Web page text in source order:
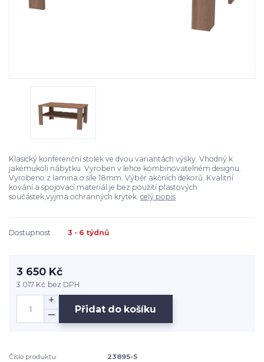
Klasický konferenční stolek ve dvou variantách výšky. Vhodný k
jakémukoli nábytku. Vyroben v lehce kombinovatelném designu.
Vyrobeno z lamina o síle 18mm. Výběr akčních dekorů. Kvalitní
kování a spojovací materiál je bez použití plastových
součástek,vyjma ochranných krytek. celý popis
Dostupnost 3 - 6 týdnů
3 650 Kč
3 017 Kč bez DPH
Přidat do košíku
Číslo produktu:
23895-5